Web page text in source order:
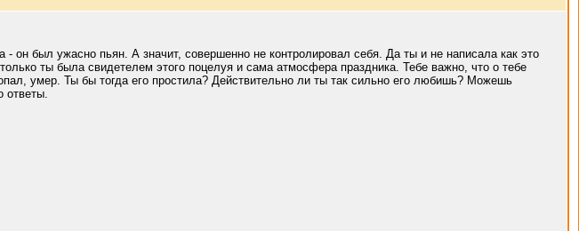
был ужасно пьян. А значит, совершенно не контролировал себя. Да ты и не написала как это
ты была свидетелем этого поцелуя и сама атмосфера праздника. Тебе важно, что о тебе
умер. Ты бы тогда его простила? Действительно ли ты так сильно его любишь? Можешь
ответы.